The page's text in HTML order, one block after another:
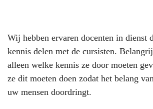
Wij hebben ervaren docenten in dienst
kennis delen met de cursisten.
alleen welke kennis ze door moeten
ze dit moeten doen zodat het belang
uw mensen doordringt.